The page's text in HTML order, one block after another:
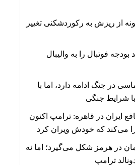
از ریزش به رکوردشکنی تغییر
فوتبال را به والیبال
در جنگ ادامه دارد، اما با
با شرایط جنگی
ایران در قاهره: ترامپ اکنون
را می‌کند که خودش ویران کرد
در هرمز شکل می‌گیرد؛ اما نه
ترامپ